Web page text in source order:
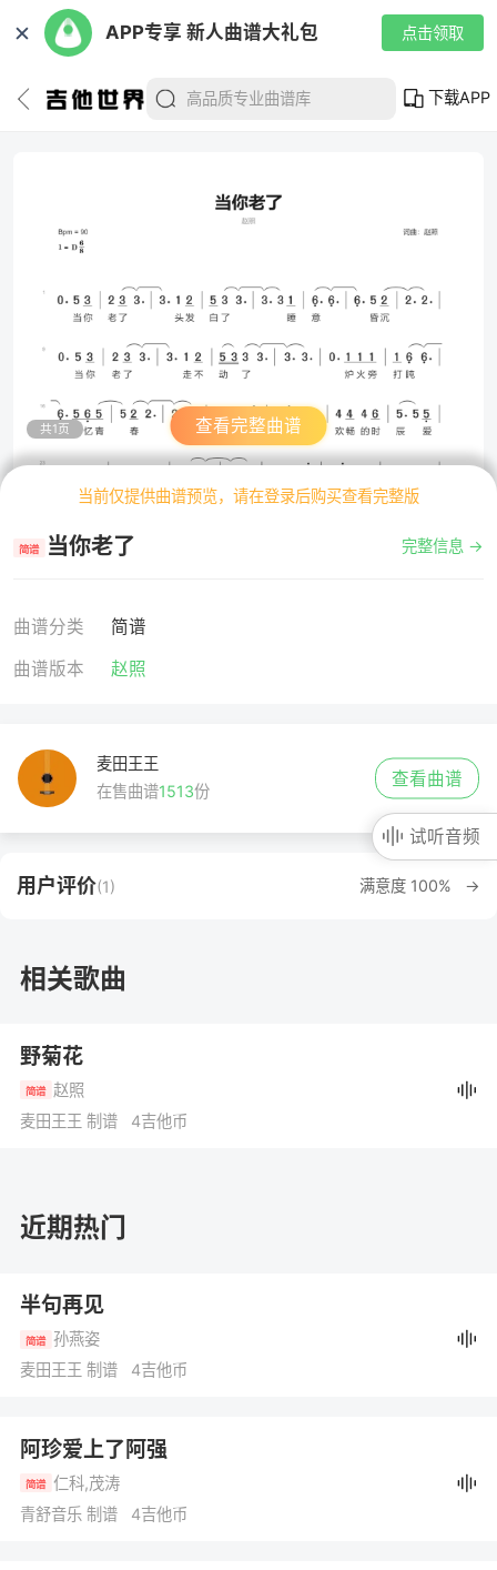
✕ APP专享 新人曲谱大礼包 点击领取
下载APP
共1页 查看完整曲谱
当前仅提供曲谱预览，请在登录后购买查看完整版
完整信息 →
简谱 当你老了
曲谱分类
简谱
曲谱版本
赵照
麦田王王
在售曲谱1513份
查看曲谱
满意度 100% →
用户评价(1)
相关歌曲
野菊花
简谱 赵照
麦田王王 制谱 4吉他币
近期热门
半句再见
简谱 孙燕姿
麦田王王 制谱 4吉他币
阿珍爱上了阿强
简谱 仁科,茂涛
青舒音乐 制谱 4吉他币
试听音频